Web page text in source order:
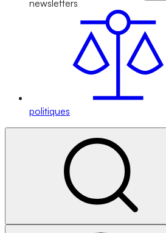
newsletters
politiques